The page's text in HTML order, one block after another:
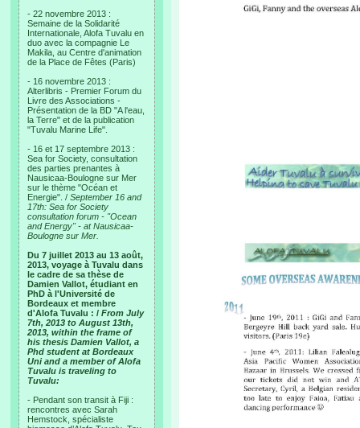
- 22 novembre 2013 :
Semaine de la Solidarité
Internationale, Alofa Tuvalu en
duo avec la compagnie Le
Makila, au Centre d'animation
de la Place de Fêtes (Paris)
- 16 novembre 2013 :
Alterlibris - Premier Forum du
Livre des Associations -
Présentation de la BD "A l'eau,
la Terre" et de la publication
"Tuvalu Marine Life".
- 16 et 17 septembre 2013 :
Sea for Society, consultation
des parties prenantes à
Nausicaa-Boulogne sur Mer
sur le thème "Océan et
Energie". / September 16 and
17th: Sea for Society
consultation forum - "Ocean
and Energy" - at Nausicaa-
Boulogne sur Mer.
Du 7 juillet 2013 au 13 août,
2013, voyage à Tuvalu dans
le cadre de sa thèse de
Damien Vallot, étudiant en
PhD à l'Université de
Bordeaux et membre
d'Alofa Tuvalu : / From July
7th, 2013 to August 13th,
2013, within the frame of
his thesis Damien Vallot, a
Phd student at Bordeaux
Uni and a member of Alofa
Tuvalu is traveling to
Tuvalu:
- Pendant son transit à Fiji :
rencontres avec Sarah
Hemstock, spécialiste